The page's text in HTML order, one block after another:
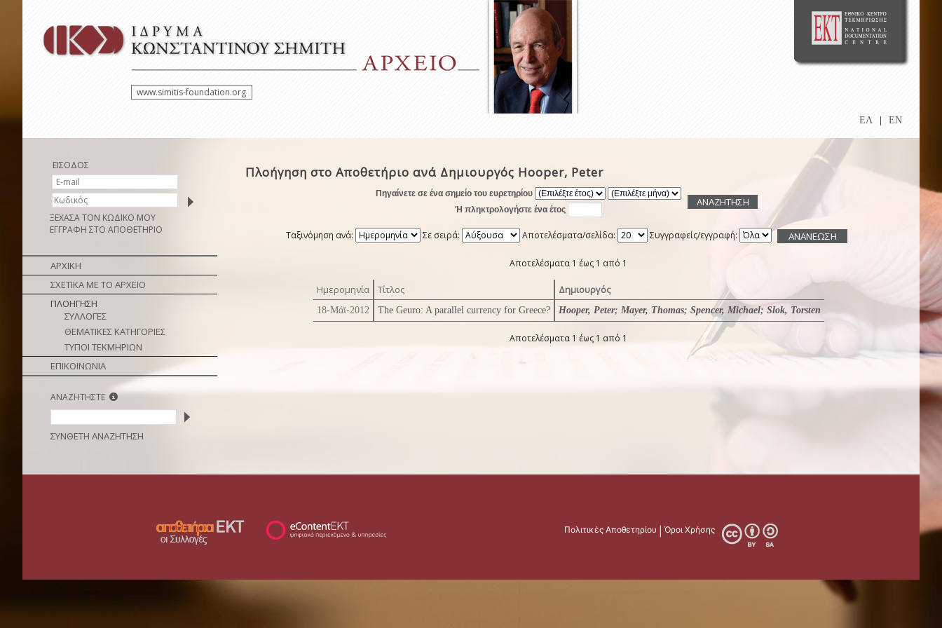
www.simitis-foundation.org
ΕΛ EN
ΕΙΣΟΔΟΣ
ΞΕΧΑΣΑ ΤΟΝ ΚΩΔΙΚΟ ΜΟΥ
ΕΓΓΡΑΦΗ ΣΤΟ ΑΠΟΘΕΤΗΡΙΟ
ΑΡΧΙΚΗ
ΣΧΕΤΙΚΑ ΜΕ ΤΟ ΑΡΧΕΙΟ
ΠΛΟΗΓΗΣΗ
ΣΥΛΛΟΓΕΣ
ΘΕΜΑΤΙΚΕΣ ΚΑΤΗΓΟΡΙΕΣ
ΤΥΠΟΙ ΤΕΚΜΗΡΙΩΝ
ΕΠΙΚΟΙΝΩΝΙΑ
ΑΝΑΖΗΤΗΣΤΕ
ΣΥΝΘΕΤΗ ΑΝΑΖΗΤΗΣΗ
Πλοήγηση στο Αποθετήριο ανά Δημιουργός Hooper, Peter
Πηγαίνετε σε ένα σημείο του ευρετηρίου
Ή πληκτρολογήστε ένα έτος
Ταξινόμηση ανά: Σε σειρά: Αποτελέσματα/σελίδα: Συγγραφείς/εγγραφή:
Αποτελέσματα 1 έως 1 από 1
Ημερομηνία Τίτλος Δημιουργός
18-Μάϊ-2012 The Geuro: A parallel currency for Greece? Hooper, Peter; Mayer, Thomas; Spencer, Michael; Slok, Torsten
Αποτελέσματα 1 έως 1 από 1